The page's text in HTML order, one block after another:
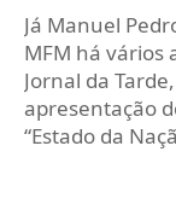
Já Manuel
MFM há vários
Jornal da
apresentação
“Estado da